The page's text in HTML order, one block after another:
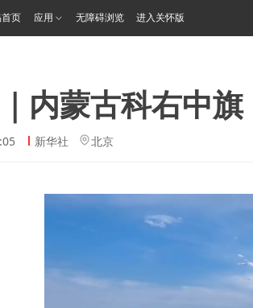
首页 应用 无障碍浏览 进入关怀版
内蒙古科右中
新华社 北京